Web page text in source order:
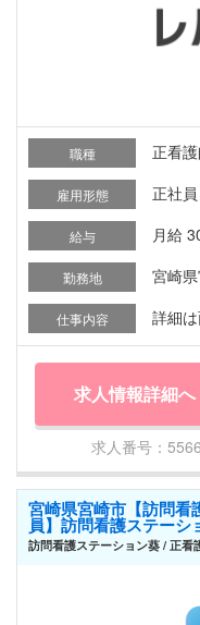
職種 正看
雇用形態 正社員
給与 月給
勤務地 宮崎
仕事内容 詳細
求人情報詳細へ
求人番号：
宮崎県宮崎市【訪問看
員】訪問看護ステー
訪問看護ステーション葵 / 正看